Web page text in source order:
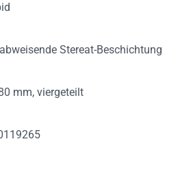
Stereat-Beschichtung
mm, viergeteilt